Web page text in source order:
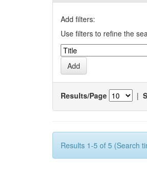
Add filters:
Use filters to refine the
Results/Page |
Results 1-5 of 5 (Search